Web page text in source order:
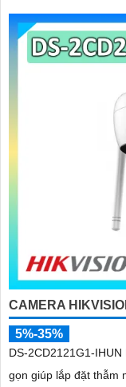
CAMERA
5%-35%
DS-2CD2121G1-
gọn giúp lắp đặt thẫm